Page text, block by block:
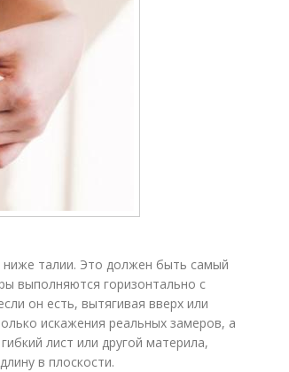
талии. Это должен быть самый
выполняются горизонтально с
он есть, вытягивая вверх или
искажения реальных замеров, а
лист или другой материла,
в плоскости.